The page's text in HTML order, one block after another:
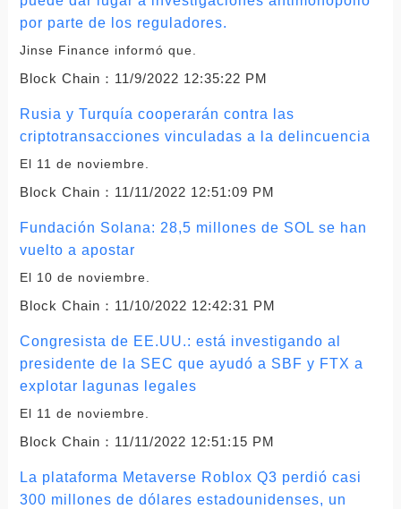
por parte de los reguladores.
Jinse Finance informó que.
Block Chain： 11/9/2022 12:35:22 PM
Rusia y Turquía cooperarán contra las
criptotransacciones vinculadas a la delincuencia
El 11 de noviembre.
Block Chain： 11/11/2022 12:51:09 PM
Fundación Solana: 28,5 millones de SOL se han
vuelto a apostar
El 10 de noviembre.
Block Chain： 11/10/2022 12:42:31 PM
Congresista de EE.UU.: está investigando al
presidente de la SEC que ayudó a SBF y FTX a
explotar lagunas legales
El 11 de noviembre.
Block Chain： 11/11/2022 12:51:15 PM
La plataforma Metaverse Roblox Q3 perdió casi
300 millones de dólares estadounidenses, un